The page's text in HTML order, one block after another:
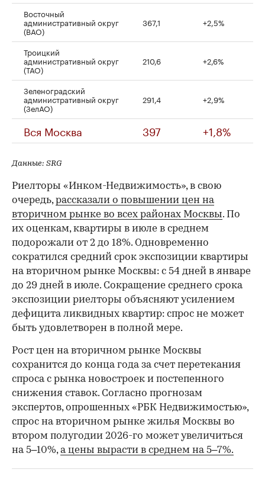
Восточный
административный округ
(ВАО)
367,1 +2,5%
Троицкий
административный округ
(ТАО)
210,6 +2,6%
Зеленоградский
административный округ
(ЗелАО)
291,4 +2,9%
Вся Москва 397 +1,8%
Данные: SRG
Риелторы «Инком-Недвижимость», в свою
очередь,рассказали о повышении цен на
вторичном рынке во всех районах Москвы. По
их оценкам, квартиры в июле в среднем
подорожали от 2 до 18%. Одновременно
сократился средний срок экспозиции квартиры
на вторичном рынке Москвы: с 54 дней в январе
до 29 дней в июле. Сокращение среднего срока
экспозиции риелторы объясняют усилением
дефицита ликвидных квартир: спрос не может
быть удовлетворен в полной мере.
Рост цен на вторичном рынке Москвы
сохранится до конца года за счет перетекания
спроса с рынка новостроек и постепенного
снижения ставок. Согласно прогнозам
экспертов, опрошенных «РБК Недвижимостью»,
спрос на вторичном рынке жилья Москвы во
втором полугодии 2026-го может увеличиться
на 5–10%,а цены вырасти в среднем на 5–7%.